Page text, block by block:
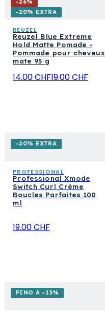
-26%
-20% EXTRA
REUZEL
Reuzel Blue Extreme
Hold Matte Pomade -
Pommade pour cheveux
mate 95 g
14.00 CHF19.00 CHF
-20% EXTRA
PROFESSIONAL
Professional Xmode
Switch Curl Crème
Boucles Parfaites 100
ml
19.00 CHF
FINO A −15%